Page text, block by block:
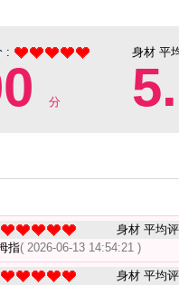
:
分
身材 平
身材 平均
指( 2026-06-13 14:54:21 )
身材 平均